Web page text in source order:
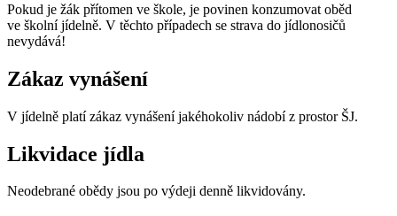
Pokud je žák přítomen ve škole, je povinen konzumovat oběd
ve školní jídelně. V těchto případech se strava do jídlonosičů
nevydává!
Zákaz vynášení
V jídelně platí zákaz vynášení jakéhokoliv nádobí z prostor ŠJ.
Likvidace jídla
Neodebrané obědy jsou po výdeji denně likvidovány.